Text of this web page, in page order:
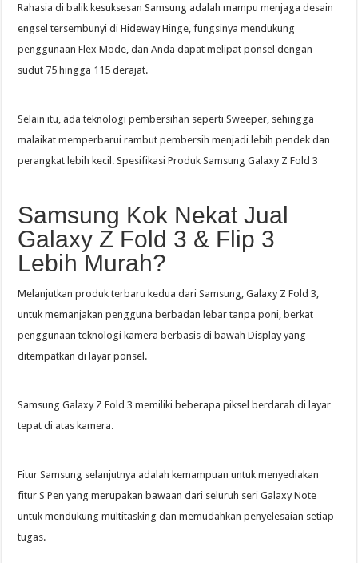
Rahasia di balik kesuksesan Samsung adalah mampu menjaga desain
engsel tersembunyi di Hideway Hinge, fungsinya mendukung
penggunaan Flex Mode, dan Anda dapat melipat ponsel dengan
sudut 75 hingga 115 derajat.
Selain itu, ada teknologi pembersihan seperti Sweeper, sehingga
malaikat memperbarui rambut pembersih menjadi lebih pendek dan
perangkat lebih kecil. Spesifikasi Produk Samsung Galaxy Z Fold 3
Samsung Kok Nekat Jual
Galaxy Z Fold 3 & Flip 3
Lebih Murah?
Melanjutkan produk terbaru kedua dari Samsung, Galaxy Z Fold 3,
untuk memanjakan pengguna berbadan lebar tanpa poni, berkat
penggunaan teknologi kamera berbasis di bawah Display yang
ditempatkan di layar ponsel.
Samsung Galaxy Z Fold 3 memiliki beberapa piksel berdarah di layar
tepat di atas kamera.
Fitur Samsung selanjutnya adalah kemampuan untuk menyediakan
fitur S Pen yang merupakan bawaan dari seluruh seri Galaxy Note
untuk mendukung multitasking dan memudahkan penyelesaian setiap
tugas.